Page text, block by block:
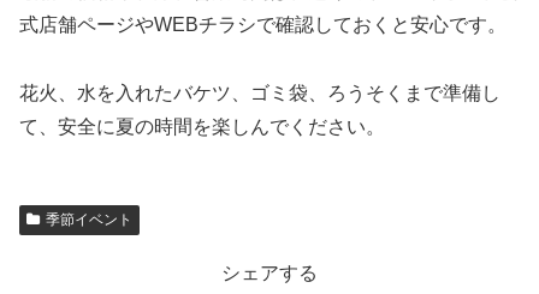
式店舗ページやWEBチラシで確認しておくと安心です。
花火、水を入れたバケツ、ゴミ袋、ろうそくまで準備し
て、安全に夏の時間を楽しんでください。
季節イベント
シェアする